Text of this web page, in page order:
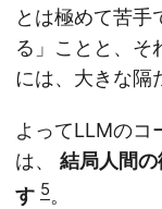
とは極めて苦手
る」ことと、そ
には、大きな隔
よってLLMのコ
は、 結局人間
す 5。